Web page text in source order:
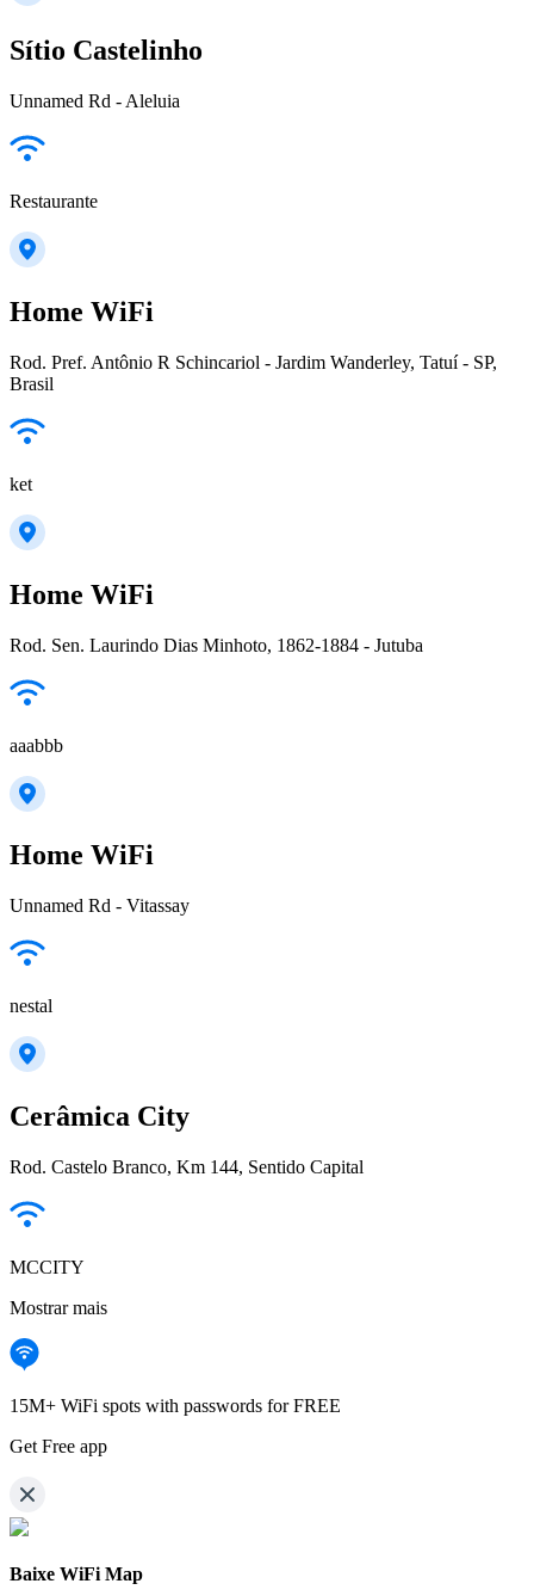
Sítio Castelinho
Unnamed Rd - Aleluia
Restaurante
Home WiFi
Rod. Pref. Antônio R Schincariol - Jardim Wanderley, Tatuí - SP,
Brasil
ket
Home WiFi
Rod. Sen. Laurindo Dias Minhoto, 1862-1884 - Jutuba
aaabbb
Home WiFi
Unnamed Rd - Vitassay
nestal
Cerâmica City
Rod. Castelo Branco, Km 144, Sentido Capital
MCCITY
Mostrar mais
15M+ WiFi spots with passwords for FREE
Get Free app
Baixe WiFi Map